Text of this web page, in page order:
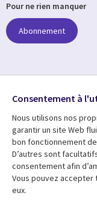
Ressources
Articles
Pour ne rien manquer
Abonnement
Suivez-nous
Social
Media
Global
FR
Consentement à
Nous utilisons nos
garantir un site Web
bon fonctionnement
D’autres sont
consentement afin
Vous pouvez accepter
eux.